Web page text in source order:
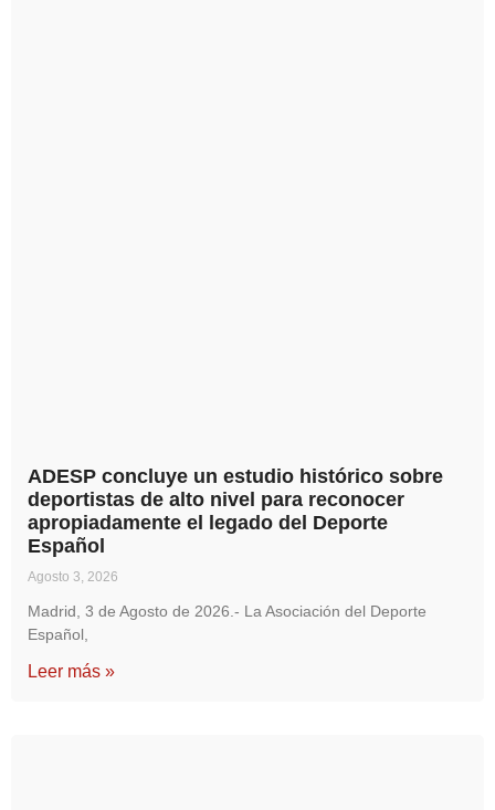
ADESP concluye un estudio histórico sobre
deportistas de alto nivel para reconocer
apropiadamente el legado del Deporte
Español
Agosto 3, 2026
Madrid, 3 de Agosto de 2026.- La Asociación del Deporte
Español,
Leer más »